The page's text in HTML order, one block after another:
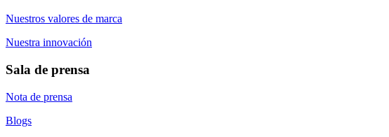
Nuestros valores de marca
Nuestra innovación
Sala de prensa
Nota de prensa
Blogs